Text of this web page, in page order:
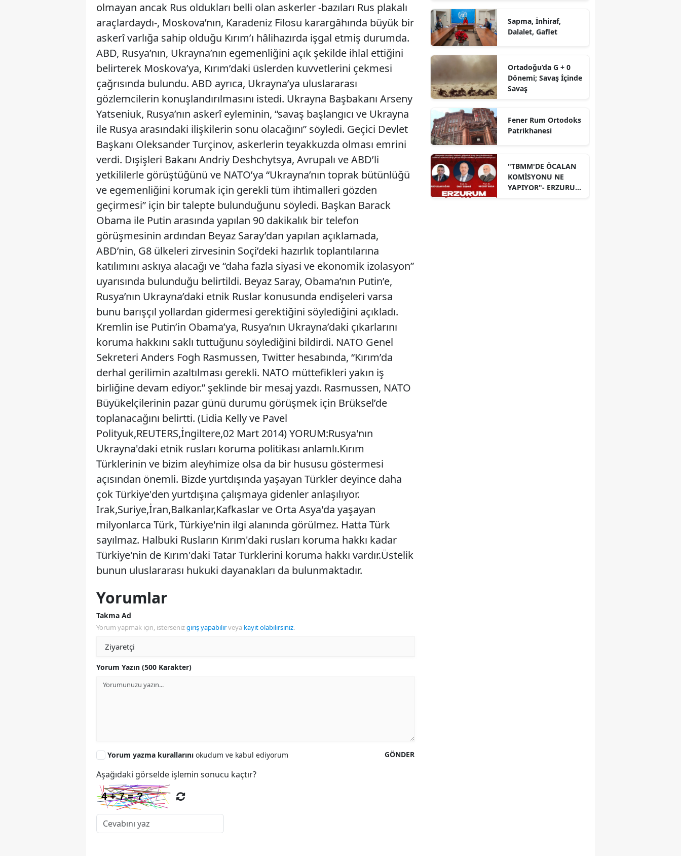
olmayan ancak Rus oldukları belli olan askerler -bazıları Rus plakalı
araçlardaydı-, Moskova’nın, Karadeniz Filosu karargâhında büyük bir
askerî varlığa sahip olduğu Kırım’ı hâlihazırda işgal etmiş durumda.
ABD, Rusya’nın, Ukrayna’nın egemenliğini açık şekilde ihlal ettiğini
belirterek Moskova’ya, Kırım’daki üslerden kuvvetlerini çekmesi
çağrısında bulundu. ABD ayrıca, Ukrayna’ya uluslararası
gözlemcilerin konuşlandırılmasını istedi. Ukrayna Başbakanı Arseny
Yatseniuk, Rusya’nın askerî eyleminin, “savaş başlangıcı ve Ukrayna
ile Rusya arasındaki ilişkilerin sonu olacağını” söyledi. Geçici Devlet
Başkanı Oleksander Turçinov, askerlerin teyakkuzda olması emrini
verdi. Dışişleri Bakanı Andriy Deshchytsya, Avrupalı ve ABD’li
yetkililerle görüştüğünü ve NATO’ya “Ukrayna’nın toprak bütünlüğü
ve egemenliğini korumak için gerekli tüm ihtimalleri gözden
geçirmesi” için bir talepte bulunduğunu söyledi. Başkan Barack
Obama ile Putin arasında yapılan 90 dakikalık bir telefon
görüşmesinin ardından Beyaz Saray’dan yapılan açıklamada,
ABD’nin, G8 ülkeleri zirvesinin Soçi’deki hazırlık toplantılarına
katılımını askıya alacağı ve “daha fazla siyasi ve ekonomik izolasyon”
uyarısında bulunduğu belirtildi. Beyaz Saray, Obama’nın Putin’e,
Rusya’nın Ukrayna’daki etnik Ruslar konusunda endişeleri varsa
bunu barışçıl yollardan gidermesi gerektiğini söylediğini açıkladı.
Kremlin ise Putin’in Obama’ya, Rusya’nın Ukrayna’daki çıkarlarını
koruma hakkını saklı tuttuğunu söylediğini bildirdi. NATO Genel
Sekreteri Anders Fogh Rasmussen, Twitter hesabında, “Kırım’da
derhal gerilimin azaltılması gerekli. NATO müttefikleri yakın iş
birliğine devam ediyor.” şeklinde bir mesaj yazdı. Rasmussen, NATO
Büyükelçilerinin pazar günü durumu görüşmek için Brüksel’de
toplanacağını belirtti. (Lidia Kelly ve Pavel
Polityuk,REUTERS,İngiltere,02 Mart 2014) YORUM:Rusya'nın
Ukrayna'daki etnik rusları koruma politikası anlamlı.Kırım
Türklerinin ve bizim aleyhimize olsa da bir hususu göstermesi
açısından önemli. Bizde yurtdışında yaşayan Türkler deyince daha
çok Türkiye'den yurtdışına çalışmaya gidenler anlaşılıyor.
Irak,Suriye,İran,Balkanlar,Kafkaslar ve Orta Asya'da yaşayan
milyonlarca Türk, Türkiye'nin ilgi alanında görülmez. Hatta Türk
sayılmaz. Halbuki Rusların Kırım'daki rusları koruma hakkı kadar
Türkiye'nin de Kırım'daki Tatar Türklerini koruma hakkı vardır.Üstelik
bunun uluslararası hukuki dayanakları da bulunmaktadır.
Yorumlar
Takma Ad
Yorum yapmak için, istersenizgiriş yapabilirveya kayıt olabilirsiniz.
Yorum Yazın (500 Karakter)
GÖNDER
Yorum yazma kurallarını okudum ve kabul ediyorum
Aşağıdaki görselde işlemin sonucu kaçtır?
Sapma, İnhiraf,
Dalalet, Gaflet
Ortadoğu’da G + 0
Dönemi; Savaş İçinde
Savaş
Fener Rum Ortodoks
Patrikhanesi
"TBMM'DE ÖCALAN
KOMİSYONU NE
YAPIYOR"- ERZURUM